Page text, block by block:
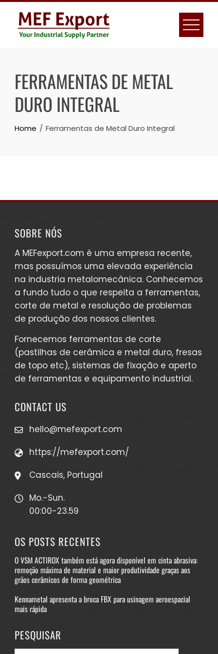
Skip
content
FERRAMENTAS DE METAL
DURO INTEGRAL
Home Ferramentas de Metal Duro Integral
SOBRE NÓS
A MEFexport.com é uma empresa recente,
mas possuímos uma elevada experiência
na industria metalomecânica. Conhecemos
a fundo tudo o que respeita a ferramentas,
corte de metal e resolução de problemas
de produção dos nossos clientes.
Fornecemos ferramentas de corte
(pastilhas de cerâmica e metal duro, fresas
de topo etc), sistemas de fixação e aperto
de ferramentas e equipamento industrial.
CONTACT US
hello@mefexport.com
https://mefexport.com/
Cascais, Portugal
Mo.-Sun.
00:00-23.59
OS POSTS RECENTES
O VSM ACTIROX também está agora disponível em cinta abrasiva:
remoção máxima de material e maior produtividade graças aos
grãos cerâmicos de forma geométrica
Kennametal apresenta a broca FBX para usinagem aeroespacial
mais rápida
PESQUISAR